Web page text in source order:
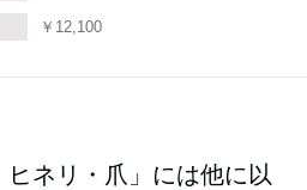
￥ 12,100
ヒネリ・爪」には他に以